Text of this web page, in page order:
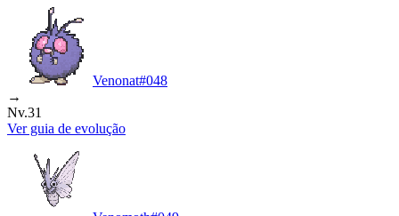
Venonat#048
→
Nv.31
Ver guia de evolução